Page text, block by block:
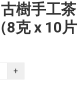
樹手工
8克 x 10片
+